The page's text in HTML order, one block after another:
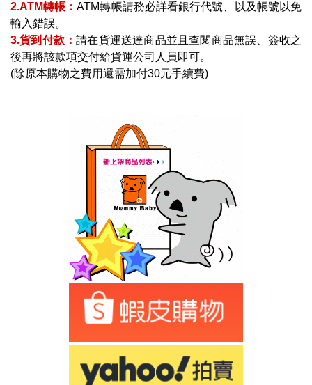
2.ATM轉帳：ATM轉帳請務必詳看銀行代號、以及帳號以免
輸入錯誤。
3.貨到付款：請在貨運送達商品並且查閱商品無誤、簽收之
後再將該款項交付給貨運公司人員即可。
(除原本購物之費用還需加付30元手續費)